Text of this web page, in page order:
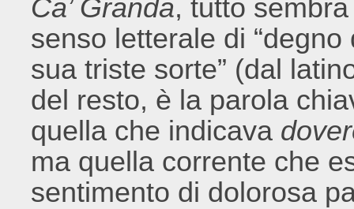
Ca’ Granda, tutto
senso letterale di
sua triste sorte” (dal
del resto, è la parola
quella che indicava
ma quella corrente che
sentimento di dolorosa